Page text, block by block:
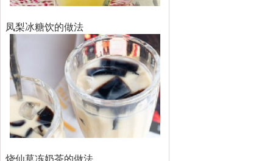
凤梨冰糖饮的做法
烧仙草冻奶茶的做法